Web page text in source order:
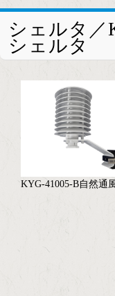
シェルタ／
シェルタ
KYG-41005-B自然通